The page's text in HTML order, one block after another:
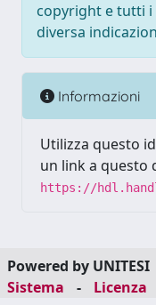
copyright e tutti
diversa
Informazioni
Utilizza questo
un link a questo
https://
Powered by UNITESI
Sistema
- Licenza